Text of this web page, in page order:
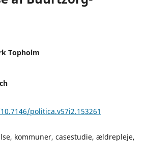
Topholm
politica.v57i2.153261
kommuner, casestudie, ældrepleje,